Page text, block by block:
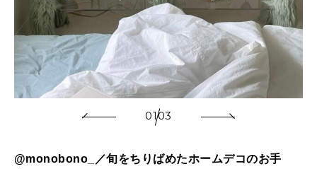
0103
@monobono_／旬をちりばめたホームデコのお手